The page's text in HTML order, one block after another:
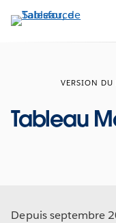
Aller
au
VERSION DU
Tableau
Depuis septembre